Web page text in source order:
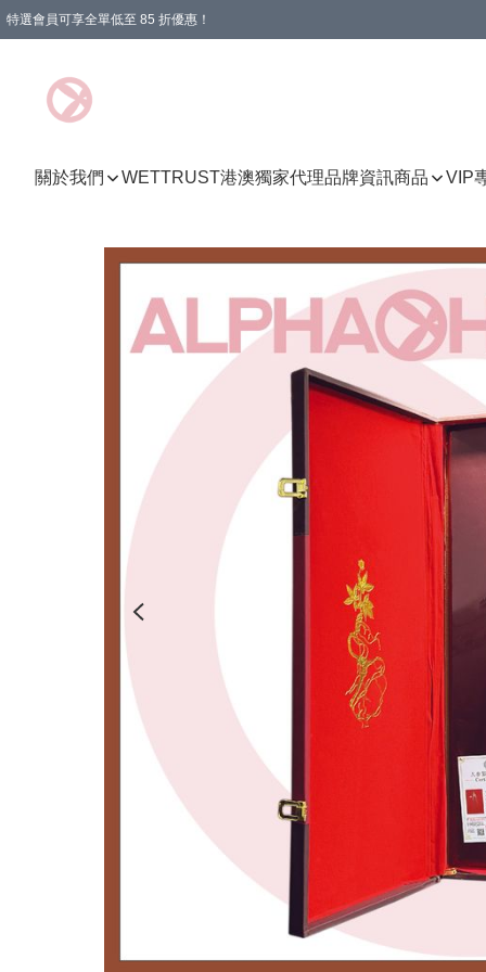
特選會員可享全單低至 85 折優惠！
關於我們 WETTRUST港澳獨家代理品牌資訊商品 VIP